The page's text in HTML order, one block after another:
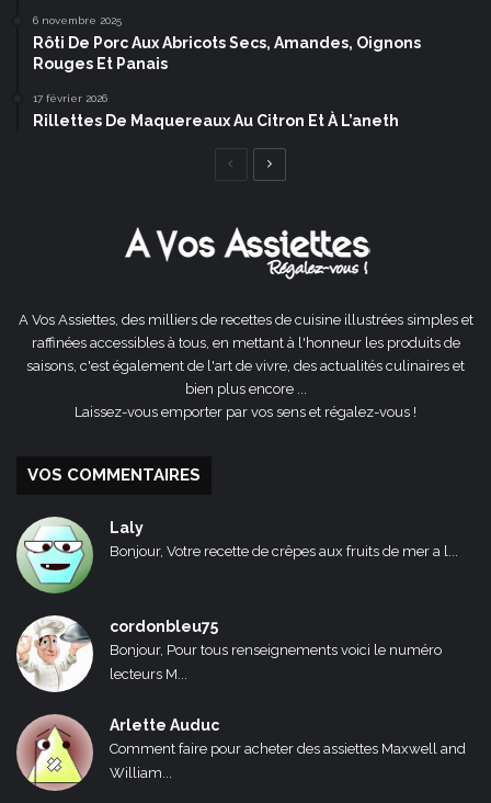
6 novembre 2025
Rôti De Porc Aux Abricots Secs, Amandes, Oignons
Rouges Et Panais
17 février 2026
Rillettes De Maquereaux Au Citron Et À L’aneth
Page
A Vos Assiettes, des milliers de recettes de cuisine illustrées simples et
raffinées accessibles à tous, en mettant à l'honneur les produits de
saisons, c'est également de l'art de vivre, des actualités culinaires et
bien plus encore ...
Laissez-vous emporter par vos sens et régalez-vous !
VOS COMMENTAIRES
Laly
Bonjour, Votre recette de crêpes aux fruits de mer a l...
cordonbleu75
Bonjour, Pour tous renseignements voici le numéro
lecteurs M...
Arlette Auduc
Comment faire pour acheter des assiettes Maxwell and
William...